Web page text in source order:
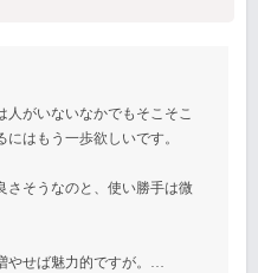
人がいないなかでもそこそこ
はもう一歩欲しいです。
さそうなのと、使い勝手は微
やせば魅力的ですが。…